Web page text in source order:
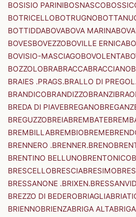
BOSISIO PARINIBOSNASCO
BOTRICELLOBOTRUGNO
BOTTIDDABOVABOVA MARINA
BOVESBOVEZZOBOVILLE ERNICA
BOVISIO-MASCIAGOBOVOLENTA
BOZZOLOBRABRACCABRACCIANO
BRAIES .PRAGS.BRALLO DI
BRANDICOBRANDIZZOBRANZI
BREDA DI PIAVEBREGANO
BREGUZZOBREIABREMBATE
BREMBILLABREMBIOBREME
BRENNERO .BRENNER.BRENO
BRENTINO BELLUNOBRENTONICO
BRESCELLOBRESCIABRESIMO
BRESSANONE .BRIXEN.
BREZZO DI BEDEROBRIAGLIA
BRIENNOBRIENZABRIGA ALTA